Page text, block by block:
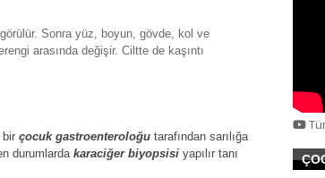
Sonra yüz, boyun, gövde, kol ve
arasında değişir. Ciltte de kaşıntı
bir çocuk gastroenteroloğu tarafından sarılığa
durumlardakaraciğer biyopsisi yapılır tanı